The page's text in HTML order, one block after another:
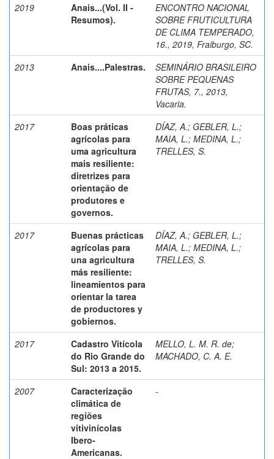
2019
Anais...(Vol. II -
Resumos).
ENCONTRO NACIONAL
SOBRE FRUTICULTURA
DE CLIMA TEMPERADO,
16., 2019, Fraiburgo, SC.
2013
Anais....Palestras.
SEMINÁRIO BRASILEIRO
SOBRE PEQUENAS
FRUTAS, 7., 2013,
Vacaria.
2017
Boas práticas
agrícolas para
uma agricultura
mais resiliente:
diretrizes para
orientação de
produtores e
governos.
DÍAZ, A.; GEBLER, L.;
MAIA, L.; MEDINA, L.;
TRELLES, S.
2017
Buenas prácticas
agrícolas para
una agricultura
más resiliente:
lineamientos para
orientar la tarea
de productores y
gobiernos.
DÍAZ, A.; GEBLER, L.;
MAIA, L.; MEDINA, L.;
TRELLES, S.
2017
Cadastro Vitícola
do Rio Grande do
Sul: 2013 a 2015.
MELLO, L. M. R. de;
MACHADO, C. A. E.
2007
Caracterização
climática de
regiões
vitivinícolas
Ibero-
Americanas.
-